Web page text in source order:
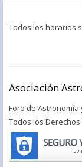
Todos los horarios
Asociación
Foro de
Todos los